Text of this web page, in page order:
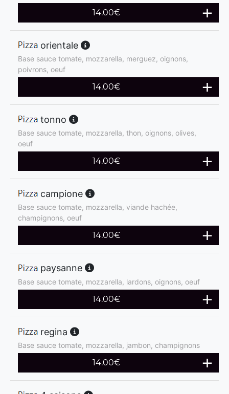
14.00€
orientale
Base sauce tomate, mozzarella, merguez, oignons,
poivrons, oeuf
14.00€
tonno
Base sauce tomate, mozzarella, thon, oignons, olives,
oeuf
14.00€
campione
Base sauce tomate, mozzarella, viande hachée,
champignons, oeuf
14.00€
paysanne
Base sauce tomate, mozzarella, lardons, oignons, oeuf
14.00€
regina
Base sauce tomate, mozzarella, jambon, champignons
14.00€